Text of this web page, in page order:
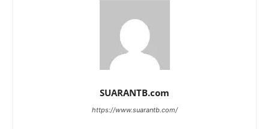
SUARANTB.com
https://www.suarantb.com/